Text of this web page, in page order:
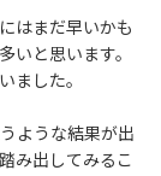
はまだ早いかも
いと思います。
ました。
ような結果が出
み出してみるこ